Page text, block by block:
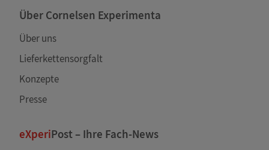
Über Cornelsen Experimenta
Über uns
Lieferkettensorgfalt
Konzepte
Presse
eXperiPost – Ihre Fach-News